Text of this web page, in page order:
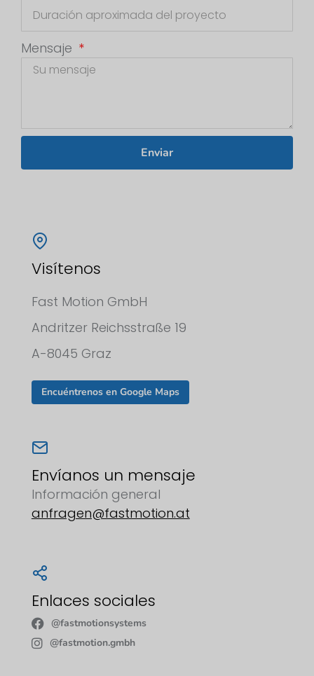
Mensaje
Enviar
Visítenos
Fast Motion GmbH
Andritzer Reichsstraße 19
A-8045 Graz
Encuéntrenos en Google Maps
Envíanos un mensaje
Información general
anfragen@fastmotion.at
Enlaces sociales
@fastmotionsystems
@fastmotion.gmbh